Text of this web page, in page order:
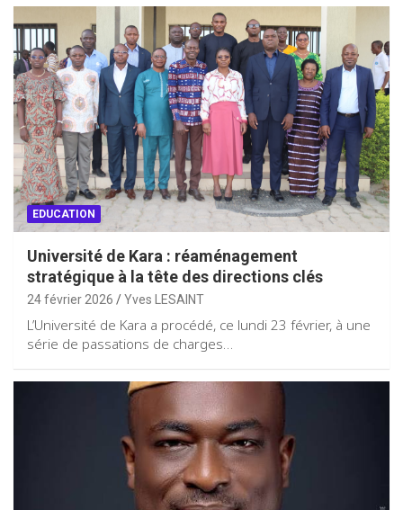
EDUCATION
Université de Kara : réaménagement
stratégique à la tête des directions clés
24 février 2026 Yves LESAINT
L’Université de Kara a procédé, ce lundi 23 février, à une
série de passations de charges…